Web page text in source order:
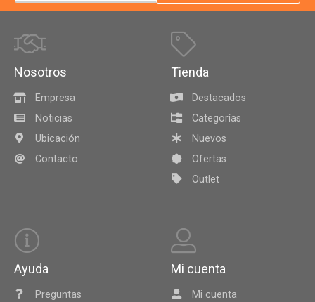
Nosotros
Empresa
Noticias
Ubicación
Contacto
Tienda
Destacados
Categorías
Nuevos
Ofertas
Outlet
Ayuda
Preguntas
Mi cuenta
Mi cuenta